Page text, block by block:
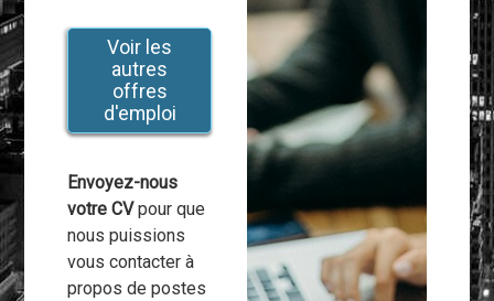
Voir les
autres
offres
d'emploi
Envoyez-nous
votre CVpour que
nous puissions
vous contacter à
propos de postes